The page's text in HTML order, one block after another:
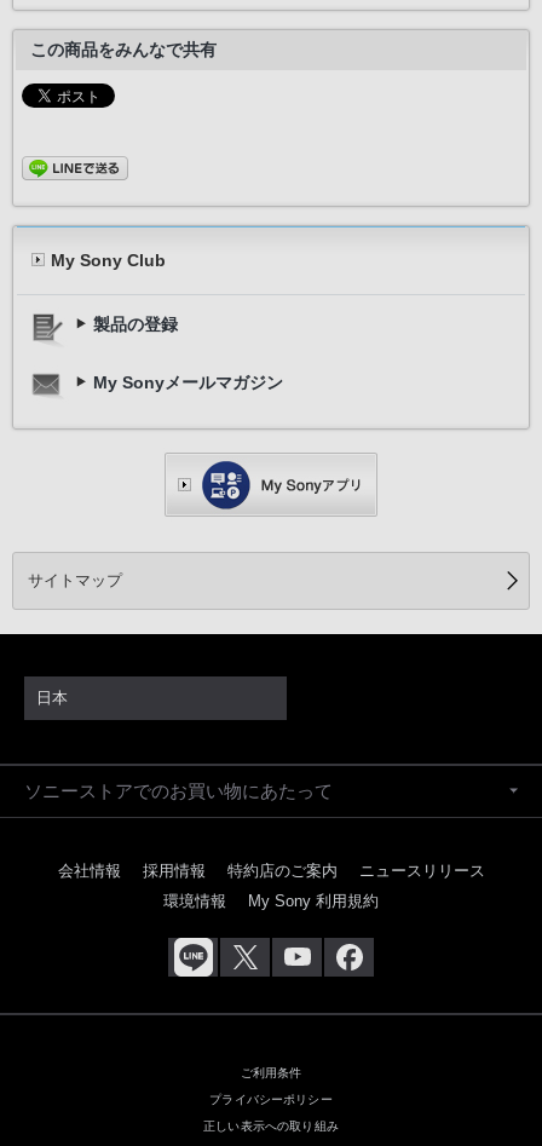
この商品をみんなで共有
My Sony Club
製品の登録
My Sonyメールマガジン
サイトマップ
日本
ソニーストアでのお買い物にあたって
会社情報 採用情報 特約店のご案内
ニュースリリース
環境情報
My Sony 利用規約
ご利用条件
プライバシーポリシー
正しい表示への取り組み